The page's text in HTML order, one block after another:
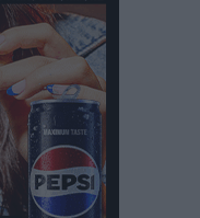
στο κλειστό της